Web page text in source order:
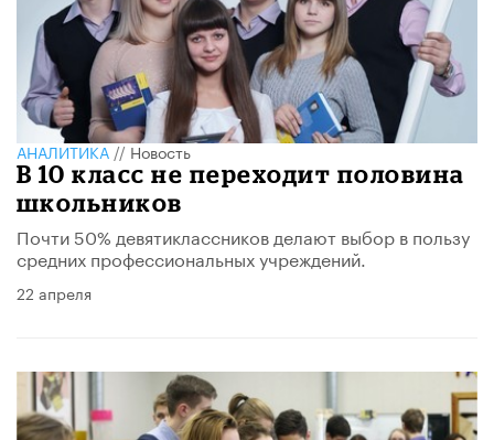
АНАЛИТИКА//Новость
В 10 класс не переходит половина
школьников
Почти 50% девятиклассников делают выбор в пользу
средних профессиональных учреждений.
22 апреля